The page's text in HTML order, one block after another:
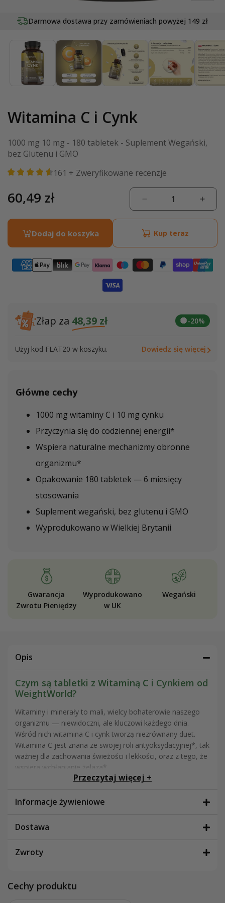
multimedia
modalnym
Darmowa dostawa przy zamówieniach powyżej 149 zł
20lat tradycji w dziedzinie wellness
Witamina C i Cynk
1000 mg 10 mg - 180 tabletek - Suplement Wegański,
bez Glutenu i GMO
161 + Zweryfikowane recenzje
Cena
regularna
60,49 zł
Zmniejsz
ilość
Witamina
C
i
Cynk
ilość
C
i
Cynk
Dodaj do koszyka Kup teraz
Złap za 48,39 zł -20%
Użyj kod FLAT20 w koszyku. Dowiedz się więcej
Główne cechy
1000 mg witaminy C i 10 mg cynku
Przyczynia się do codziennej energii*
Wspiera naturalne mechanizmy obronne
organizmu*
Opakowanie 180 tabletek — 6 miesięcy
stosowania
Suplement wegański, bez glutenu i GMO
Wyprodukowano w Wielkiej Brytanii
Gwarancja
Zwrotu Pieniędzy
Wyprodukowano
w UK
Wegański
Opis
Czym są tabletki z Witaminą C i Cynkiem od
WeightWorld?
Witaminy i minerały to mali, wielcy bohaterowie naszego
organizmu — niewidoczni, ale kluczowi każdego dnia.
Wśród nich witamina C i cynk tworzą niezrównany duet.
Witamina C jest znana ze swojej roli antyoksydacyjnej*, tak
ważnej dla zachowania świeżości i lekkości, oraz z tego, że
wspiera wchłanianie żelaza*.
W WeightWorld połączyliśmy 1000 mg witaminy C i 10 mg
cynku w jednej, łatwej do połknięcia tabletce — w 100%
wegańskiej, bez glutenu i bez GMO. Dzięki 180 tabletkom w
spokój, że dbasz o swoje samopoczucie w sposób prosty i
Ten suplement cynku i witaminy C został wyprodukowany
To najbardziej praktyczny sposób, aby codziennie
dostarczyć organizmowi dwa składniki, które najlepiej
Przeczytaj więcej +
Informacje żywieniowe
Dostawa
Zwroty
Cechy produktu